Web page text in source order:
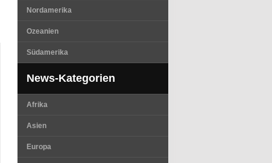
Nordamerika
Ozeanien
Südamerika
News-Kategorien
Afrika
Asien
Europa